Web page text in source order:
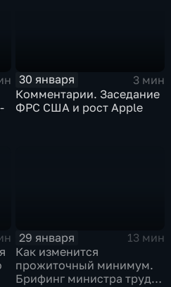
30 января
3 мин
Комментарии. Заседание
ФРС США и рост Apple
29 января
13 мин
Как изменится
прожиточный минимум.
Брифинг министра труда